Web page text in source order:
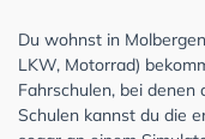
Du wohnst in
LKW, Motorrad)
Fahrschulen, bei
Schulen kannst du die